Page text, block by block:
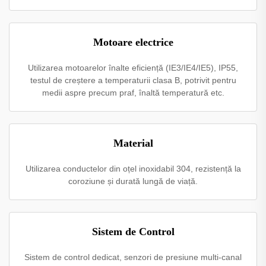
Motoare electrice
Utilizarea motoarelor înalte eficiență (IE3/IE4/IE5), IP55,
testul de creștere a temperaturii clasa B, potrivit pentru
medii aspre precum praf, înaltă temperatură etc.
Material
Utilizarea conductelor din oțel inoxidabil 304, rezistență la
coroziune și durată lungă de viață.
Sistem de Control
Sistem de control dedicat, senzori de presiune multi-canal